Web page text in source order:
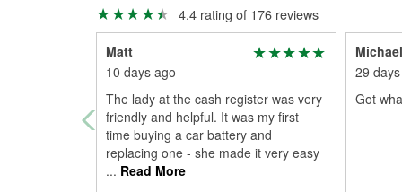
4.4 rating of 176 reviews
Matt
10 days ago
The lady at the cash register was very
friendly and helpful. It was my first
time buying a car battery and
replacing one - she made it very easy
... Read More
29
Got